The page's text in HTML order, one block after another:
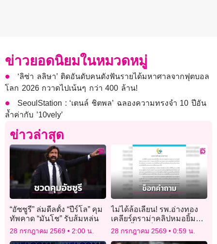
ข่าวยอดนิยมในหมวดหมู่
‘ลิซ่า ลลิษา’ ติดอันดับคนดังฟันรายได้มหาศาลจากฟุตบอล
โลก 2026 กวาดไปเน้นๆ กว่า 400 ล้าน!
SeoulStation : ‘เตนล์ ชิตพล’ ฉลองความทรงจำ 10 ปีอัน
ล้ำค่ากับ ’10vely’
ข่าวล่าสุด
“อัซซูรี” ล่มดีลตั้ง “ปีร์โล” คุม
ทัพคาด “มันโช” รับส้มหล่น
28 กรกฎาคม 2569 2:00 น.
ไม่ได้ล้อเลียน! รพ.อ่างทอง
เคลียร์ดราม่าคลิปหมอยิ้ม
แถลงย้ำแค่ช็อกคำถามนัก
28 กรกฎาคม 2569 0:59 น.